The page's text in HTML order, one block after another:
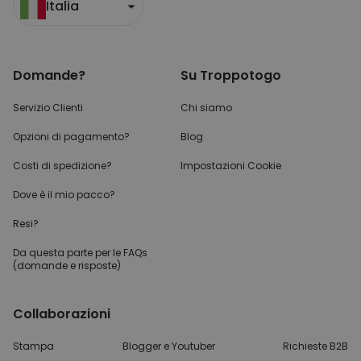
Italia
Domande?
Servizio Clienti
Opzioni di pagamento?
Costi di spedizione?
Dove è il mio pacco?
Resi?
Da questa parte per le FAQs
(domande e risposte)
Su Troppotogo
Chi siamo
Blog
Impostazioni Cookie
Collaborazioni
Stampa Blogger e Youtuber Richieste B2B